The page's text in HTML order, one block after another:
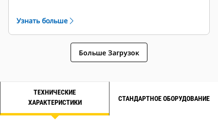
Узнать больше
Больше Загрузок
ТЕХНИЧЕСКИЕ
ХАРАКТЕРИСТИКИ
СТАНДАРТНОЕ ОБОРУДОВАНИЕ